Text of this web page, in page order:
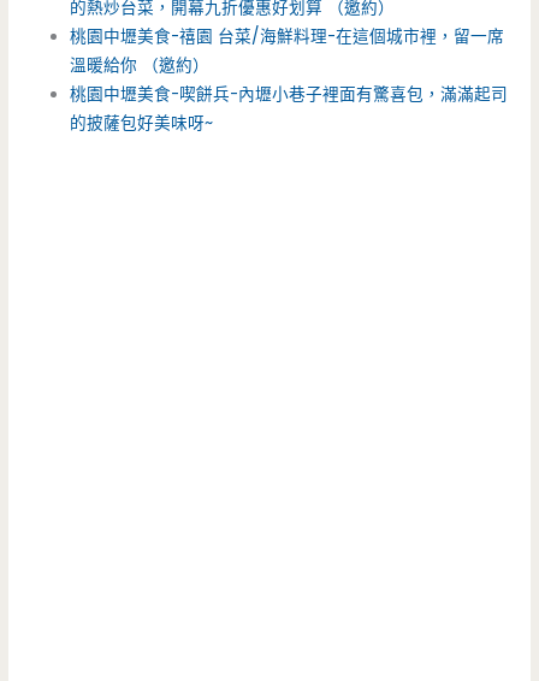
的熱炒台菜，開幕九折優惠好划算 （邀約）
桃園中壢美食-禧園 台菜/海鮮料理-在這個城市裡，留一席
溫暖給你 （邀約）
桃園中壢美食-喫餅兵-內壢小巷子裡面有驚喜包，滿滿起司
的披薩包好美味呀~